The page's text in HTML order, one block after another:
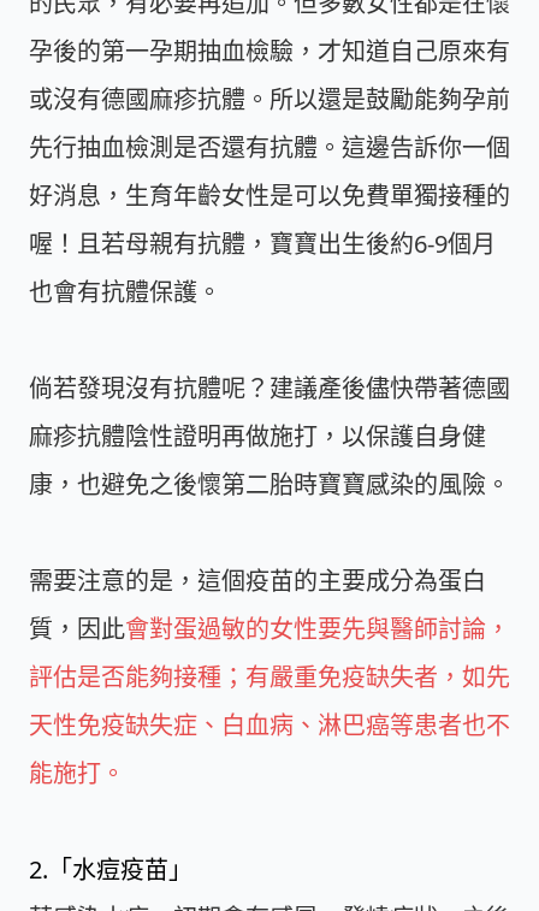
孕後的第一孕期抽血檢驗，才知道自己原來有
或沒有德國麻疹抗體。所以還是鼓勵能夠孕前
先行抽血檢測是否還有抗體。這邊告訴你一個
好消息，生育年齡女性是可以免費單獨接種的
喔！且若母親有抗體，寶寶出生後約6-9個月
也會有抗體保護。
倘若發現沒有抗體呢？建議產後儘快帶著德國
麻疹抗體陰性證明再做施打，以保護自身健
康，也避免之後懷第二胎時寶寶感染的風險。
需要注意的是，這個疫苗的主要成分為蛋白
質，因此會對蛋過敏的女性要先與醫師討論，
評估是否能夠接種；有嚴重免疫缺失者，如先
天性免疫缺失症、白血病、淋巴癌等患者也不
能施打。
2.「水痘疫苗」